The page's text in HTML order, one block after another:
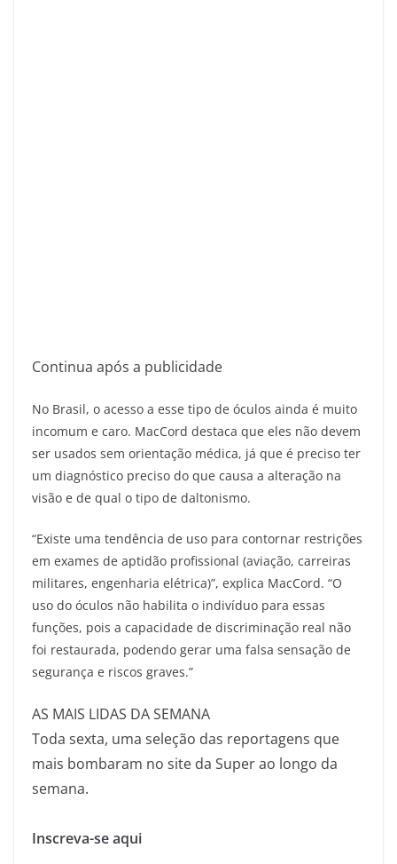
Continua após a publicidade
No Brasil, o acesso a esse tipo de óculos ainda é muito
incomum e caro. MacCord destaca que eles não devem
ser usados sem orientação médica, já que é preciso ter
um diagnóstico preciso do que causa a alteração na
visão e de qual o tipo de daltonismo.
“Existe uma tendência de uso para contornar restrições
em exames de aptidão profissional (aviação, carreiras
militares, engenharia elétrica)”, explica MacCord. “O
uso do óculos não habilita o indivíduo para essas
funções, pois a capacidade de discriminação real não
foi restaurada, podendo gerar uma falsa sensação de
segurança e riscos graves.”
AS MAIS LIDAS DA SEMANA
Toda sexta, uma seleção das reportagens que
mais bombaram no site da Super ao longo da
semana.
Inscreva-se aqui